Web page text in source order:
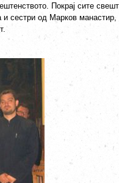
Покрај сите
и сестри од Марков манастир,